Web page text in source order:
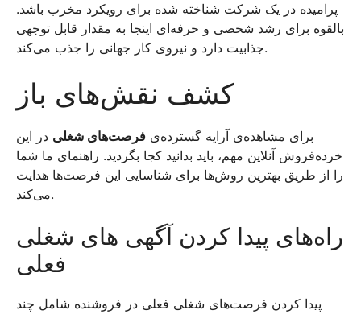
پرامیده در یک شرکت شناخته ‌شده برای رویکرد مخرب باشد.
بالقوه برای رشد شخصی و حرفه‌ای اینجا به مقدار قابل توجهی
جذابیت دارد و نیروی کار جهانی را جذب می‌کند.
برای مشاهده‌ی آرایه گسترده‌ی فرصت‌های شغلی در این
خرده‌فروش آنلاین مهم، باید بدانید کجا بگردید. راهنمای ما شما
را از طریق بهترین روش‌ها برای شناسایی این فرصت‌ها هدایت
می‌کند.
راه‌های پیدا کردن آگهی های شغلی
فعلی
پیدا کردن فرصت‌های شغلی فعلی در فروشنده شامل چند